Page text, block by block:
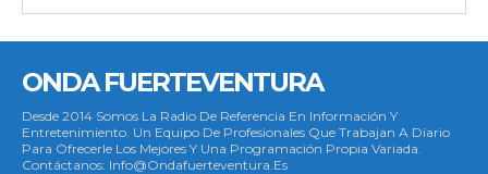
ONDA FUERTEVENTURA
Desde 2014 Somos La Radio De Referencia En Información Y
Entretenimiento. Un Equipo De Profesionales Que Trabajan A Diario
Para Ofrecerle Los Mejores Y Una Programación Propia Variada.
Contáctanos: Info@ondafuerteventura.es